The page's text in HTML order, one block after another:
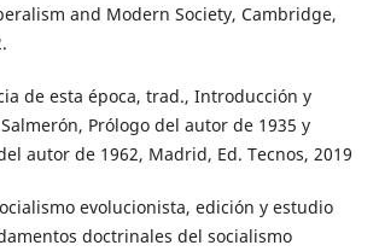
and Modern Society, Cambridge,
de esta época, trad., Introducción y
Prólogo del autor de 1935 y
autor de 1962, Madrid, Ed. Tecnos, 2019
evolucionista, edición y estudio
doctrinales del socialismo